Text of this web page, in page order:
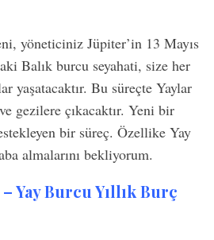
yöneticiniz Jüpiter’in 13 Mayıs
Balık burcu seyahati, size her
yaşatacaktır. Bu süreçte Yaylar
gezilere çıkacaktır. Yeni bir
bir süreç. Özellike Yay
almalarını bekliyorum.
Yay Burcu Yıllık Burç